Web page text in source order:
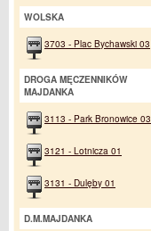
WOLSKA
3703 - Plac Bychawski 03
DROGA MĘCZENNIKÓW
MAJDANKA
3113 - Park Bronowice 03
3121 - Lotnicza 01
3131 - Dulęby 01
D.M.MAJDANKA